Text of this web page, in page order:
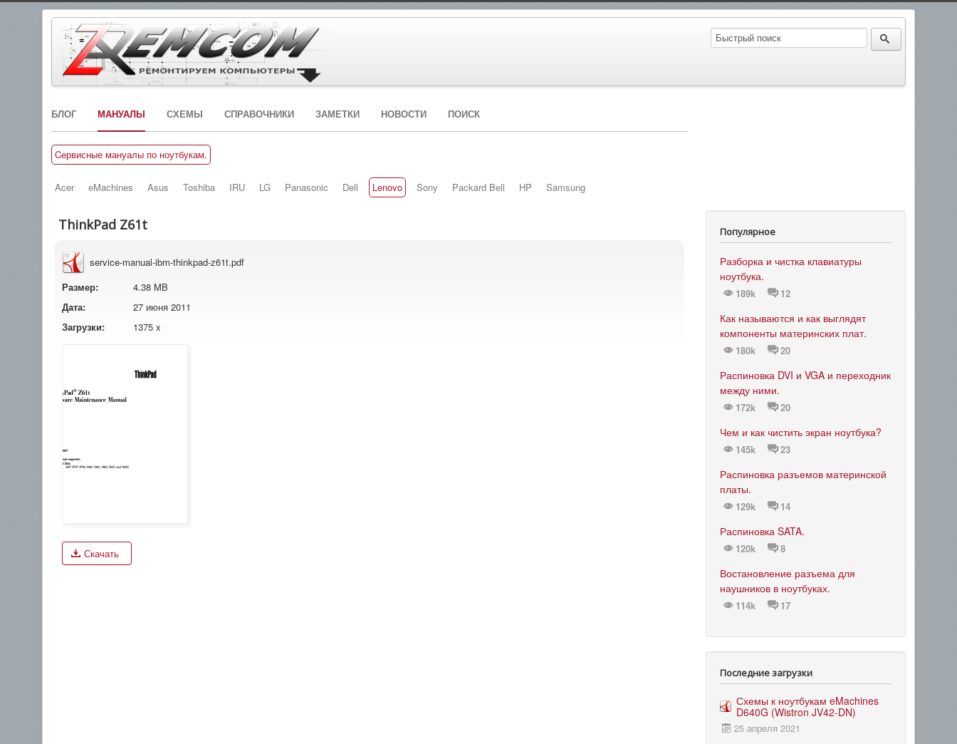
БЛОГ МАНУАЛЫ СХЕМЫ СПРАВОЧНИКИ ЗАМЕТКИ НОВОСТИ ПОИСК
Cервисные мануалы по ноутбукам.
Acer eMachines Asus Toshiba IRU LG Panasonic Dell Lenovo Sony Packard Bell HP Samsung
ThinkPad Z61t
service-manual-ibm-thinkpad-z61t.pdf
Размер:
4.38 MB
Дата:
27 июня 2011
Загрузки:
1375 x
Скачать
Популярное
Разборка и чистка клавиатуры
ноутбука.
189k 12
Как называются и как выглядят
компоненты материнских плат.
180k 20
Распиновка DVI и VGA и переходник
между ними.
172k 20
Чем и как чистить экран ноутбука?
145k 23
Распиновка разъемов материнской
платы.
129k 14
Распиновка SATA.
120k 8
Востановление разъема для
наушников в ноутбуках.
114k 17
Последние загрузки
Схемы к ноутбукам eMachines
D640G (Wistron JV42-DN)
25 апреля 2021